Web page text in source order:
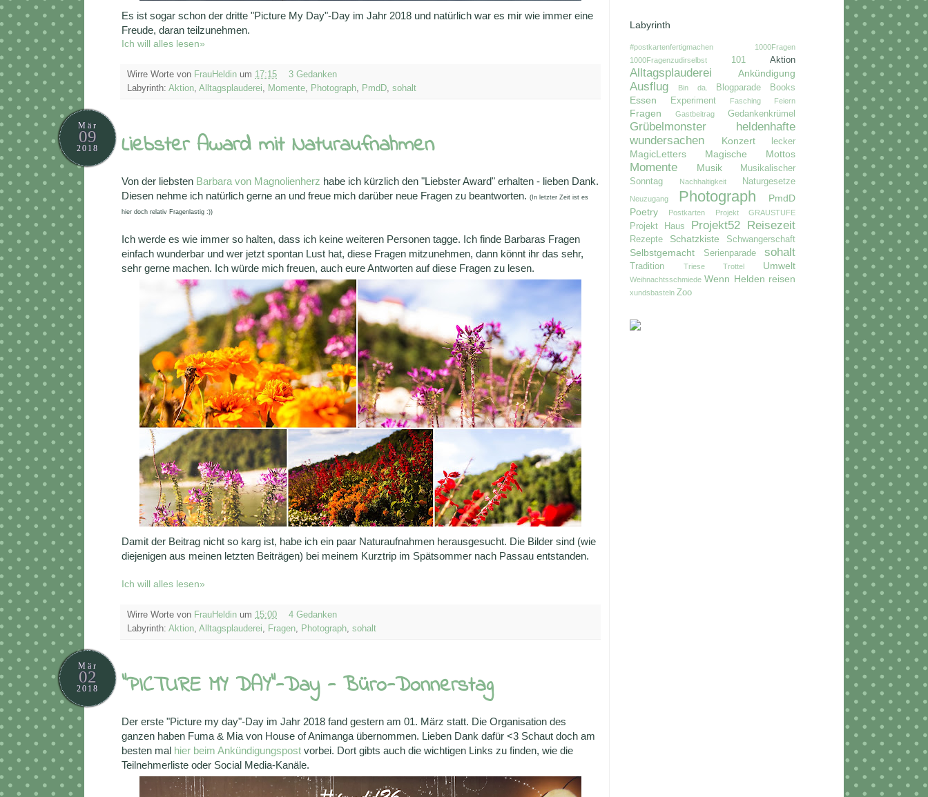
Es ist sogar schon der dritte "Picture My Day"-Day im Jahr 2018 und natürlich war es mir wie immer eine
Freude, daran teilzunehmen.
Ich will alles lesen»
Wirre Worte von FrauHeldin um 17:15
3 Gedanken
Labyrinth: Aktion Alltagsplauderei Momente Photograph PmdD sohalt
Mär
09
2018 Liebster Award mit Naturaufnahmen
Von der liebsten Barbara von Magnolienherz habe ich kürzlich den "Liebster Award" erhalten - lieben Dank.
Diesen nehme ich natürlich gerne an und freue mich darüber neue Fragen zu beantworten. (In letzter Zeit ist es
hier doch relativ Fragenlastig :))
Ich werde es wie immer so halten, dass ich keine weiteren Personen tagge. Ich finde Barbaras Fragen
einfach wunderbar und wer jetzt spontan Lust hat, diese Fragen mitzunehmen, dann könnt ihr das sehr,
sehr gerne machen. Ich würde mich freuen, auch eure Antworten auf diese Fragen zu lesen.
Damit der Beitrag nicht so karg ist, habe ich ein paar Naturaufnahmen herausgesucht. Die Bilder sind (wie
diejenigen aus meinen letzten Beiträgen) bei meinem Kurztrip im Spätsommer nach Passau entstanden.
Ich will alles lesen»
Wirre Worte von FrauHeldin um 15:00
4 Gedanken
Labyrinth: Aktion Alltagsplauderei Fragen Photograph sohalt
Mär
02
2018 "PICTURE MY DAY"-Day - Büro-Donnerstag
Der erste "Picture my day"-Day im Jahr 2018 fand gestern am 01. März statt. Die Organisation des
ganzen haben Fuma & Mia von House of Animanga übernommen. Lieben Dank dafür <3 Schaut doch am
besten mal hier beim Ankündigungspost vorbei. Dort gibts auch die wichtigen Links zu finden, wie die
Teilnehmerliste oder Social Media-Kanäle.
Labyrinth
#postkartenfertigmachen
1000Fragen
1000Fragenzudirselbst
101 Aktion
Alltagsplauderei Ankündigung
Ausflug Bin da. Blogparade Books
Essen Experiment Fasching Feiern
Fragen Gastbeitrag Gedankenkrümel
Grübelmonster
heldenhafte
wundersachen
Konzert lecker
MagicLetters Magische Mottos
Momente Musik
Musikalischer
Sonntag
Nachhaltigkeit Naturgesetze
Neuzugang Photograph
PmdD
Poetry
Postkarten Projekt GRAUSTUFE
Projekt Haus Projekt52 Reisezeit
Rezepte Schatzkiste Schwangerschaft
Selbstgemacht Serienparade sohalt
Tradition Triese Trottel Umwelt
Weihnachtsschmiede Wenn Helden reisen
xundsbasteln Zoo